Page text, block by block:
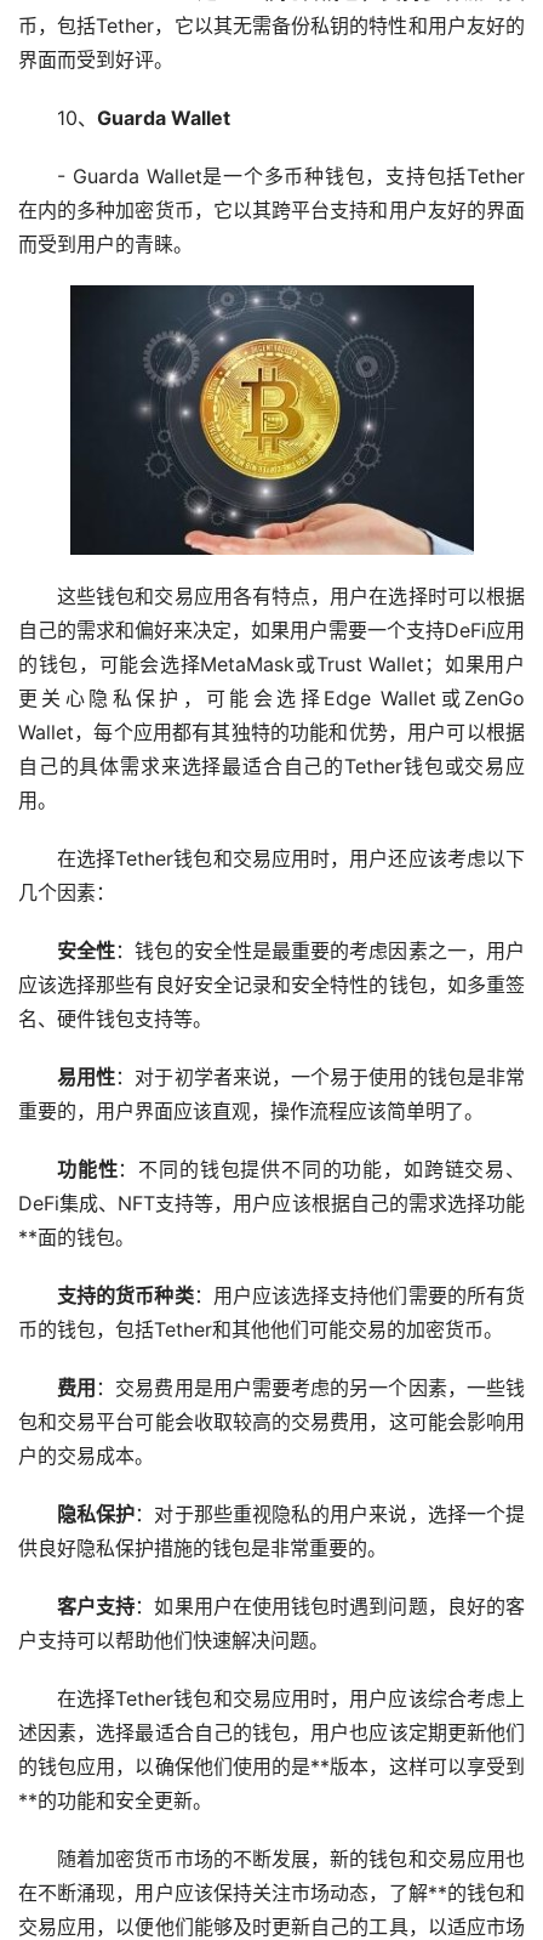
币，包括Tether，它以其无需备份私钥的特性和用户友好的
界面而受到好评。
10、 Guarda Wallet
- Guarda Wallet是一个多币种钱包，支持包括Tether
在内的多种加密货币，它以其跨平台支持和用户友好的界面
而受到用户的青睐。
这些钱包和交易应用各有特点，用户在选择时可以根据
自己的需求和偏好来决定，如果用户需要一个支持DeFi应用
的钱包，可能会选择MetaMask或Trust Wallet；如果用户
更关心隐私保护，可能会选择Edge Wallet或ZenGo
Wallet，每个应用都有其独特的功能和优势，用户可以根据
自己的具体需求来选择最适合自己的Tether钱包或交易应
用。
在选择Tether钱包和交易应用时，用户还应该考虑以下
几个因素：
安全性：钱包的安全性是最重要的考虑因素之一，用户
应该选择那些有良好安全记录和安全特性的钱包，如多重签
名、硬件钱包支持等。
易用性：对于初学者来说，一个易于使用的钱包是非常
重要的，用户界面应该直观，操作流程应该简单明了。
功能性：不同的钱包提供不同的功能，如跨链交易、
DeFi集成、NFT支持等，用户应该根据自己的需求选择功能
**面的钱包。
支持的货币种类：用户应该选择支持他们需要的所有货
币的钱包，包括Tether和其他他们可能交易的加密货币。
费用 ：交易费用是用户需要考虑的另一个因素，一些钱
包和交易平台可能会收取较高的交易费用，这可能会影响用
户的交易成本。
隐私保护：对于那些重视隐私的用户来说，选择一个提
供良好隐私保护措施的钱包是非常重要的。
客户支持：如果用户在使用钱包时遇到问题，良好的客
户支持可以帮助他们快速解决问题。
在选择Tether钱包和交易应用时，用户应该综合考虑上
述因素，选择最适合自己的钱包，用户也应该定期更新他们
的钱包应用，以确保他们使用的是**版本，这样可以享受到
**的功能和安全更新。
随着加密货币市场的不断发展，新的钱包和交易应用也
在不断涌现，用户应该保持关注市场动态，了解**的钱包和
交易应用，以便他们能够及时更新自己的工具，以适应市场